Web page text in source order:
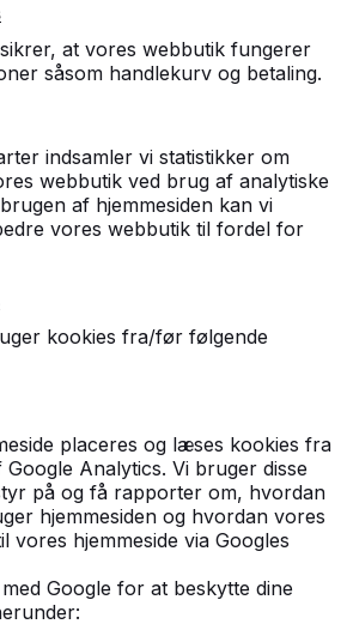
at vores webbutik fungerer
såsom handlekurv og betaling.
indsamler vi statistikker om
webbutik ved brug af analytiske
af hjemmesiden kan vi
vores webbutik til fordel for
kookies fra/før følgende
placeres og læses kookies fra
Analytics. Vi bruger disse
på og få rapporter om, hvordan
hjemmesiden og hvordan vores
vores hjemmeside via Googles
Google for at beskytte dine